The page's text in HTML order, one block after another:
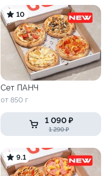
10
Сет ПАНЧ
от 850 г
1 090 ₽
1 290 ₽
9.1